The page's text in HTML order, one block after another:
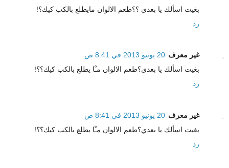
بغيت اسألك يا بعدي ؟؟طعم الالوان مايطلع بالكب كيك؟!
رد
غير معرف 20 يونيو 2013 في 8:41 ص
بغيت اسألك يا بعدي؟طعم الالوان مـْا يطلع بالكب كيك؟؟!
رد
غير معرف 20 يونيو 2013 في 8:41 ص
بغيت اسألك يا بعدي؟طعم الالوان مـْا يطلع بالكب كيك؟؟!
رد